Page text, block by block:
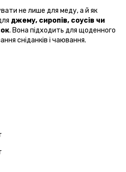
не лише для меду, а й як
джему, сиропів, соусів чи
. Вона підходить для щоденного
сніданків і чаювання.